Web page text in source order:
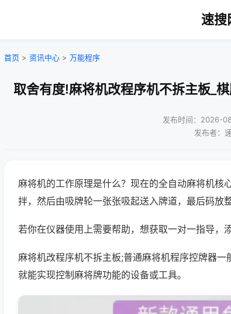
速搜
首页 > 资讯中心 > 万能程序
取舍有度!麻将机改程序机不拆主板_
发布时间：2026-
发布者：
麻将机的工作原理是什么？现在的全自动麻将机核
拌，然后由吸牌轮一张张吸起送入牌道，最后码放
若你在仪器使用上需要帮助，想获取一对一指导，
麻将机改程序机不拆主板;普通麻将机程序控牌器
就能实现控制麻将牌功能的设备或工具。